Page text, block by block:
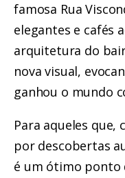
famosa Rua
elegantes e cafés
arquitetura do
nova visual,
ganhou o mundo
Para aqueles que,
por descobertas
é um ótimo ponto